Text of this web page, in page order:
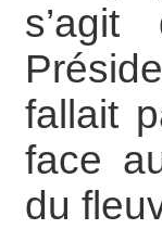
fallait
face
du